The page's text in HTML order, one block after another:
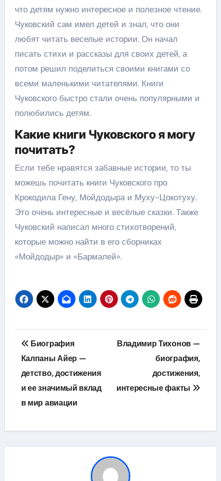
что детям нужно интересное и полезное чтение.
Чуковский сам имел детей и знал, что они
любят читать веселые истории. Он начал
писать стихи и рассказы для своих детей, а
потом решил поделиться своими книгами со
всеми маленькими читателями. Книги
Чуковского быстро стали очень популярными и
полюбились детям.
Какие книги Чуковского я могу
почитать?
Если тебе нравятся забавные истории, то ты
можешь почитать книги Чуковского про
Крокодила Гену, Мойдодыра и Муху-Цокотуху.
Это очень интересные и весёлые сказки. Также
Чуковский написал много стихотворений,
которые можно найти в его сборниках
«Мойдодыр» и «Бармалей».
Навигация
по
записям
Биография
Калпаны Айер —
детство, достижения
и ее значимый вклад
в мир авиации
Владимир Тихонов —
биография,
достижения,
интересные факты